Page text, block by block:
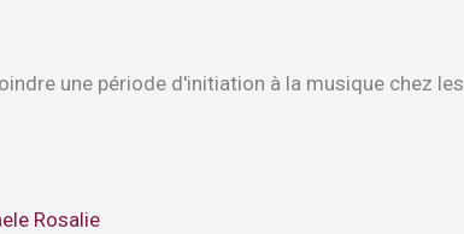
une période d'initiation à la musique chez les
Rosalie